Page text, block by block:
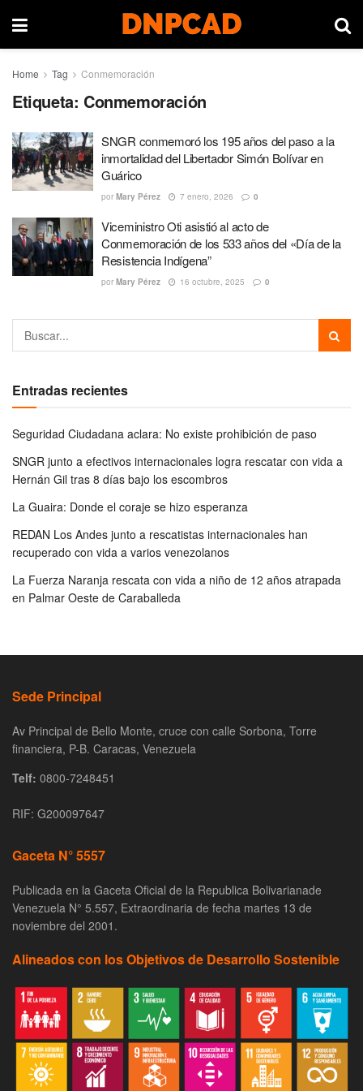
Home Tag Conmemoración
Etiqueta: Conmemoración
SNGR conmemoró los 195 años del paso a la
inmortalidad del Libertador Simón Bolívar en
Guárico
por Mary Pérez 7 enero, 2026 0
Viceministro Oti asistió al acto de
Conmemoración de los 533 años del «Día de la
Resistencia Indígena”
por Mary Pérez 16 octubre, 2025 0
Entradas recientes
Seguridad Ciudadana aclara: No existe prohibición de paso
SNGR junto a efectivos internacionales logra rescatar con vida a
Hernán Gil tras 8 días bajo los escombros
La Guaira: Donde el coraje se hizo esperanza
REDAN Los Andes junto a rescatistas internacionales han
recuperado con vida a varios venezolanos
La Fuerza Naranja rescata con vida a niño de 12 años atrapada
en Palmar Oeste de Caraballeda
Sede Principal
Av Principal de Bello Monte, cruce con calle Sorbona, Torre
financiera, P-B. Caracas, Venezuela
Telf: 0800-7248451
RIF: G200097647
Gaceta N° 5557
Publicada en la Gaceta Oficial de la Republica Bolivarianade
Venezuela N° 5.557, Extraordinaria de fecha martes 13 de
noviembre del 2001.
Alineados con los Objetivos de Desarrollo Sostenible